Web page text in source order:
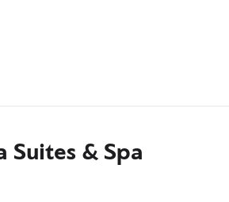
Suites & Spa